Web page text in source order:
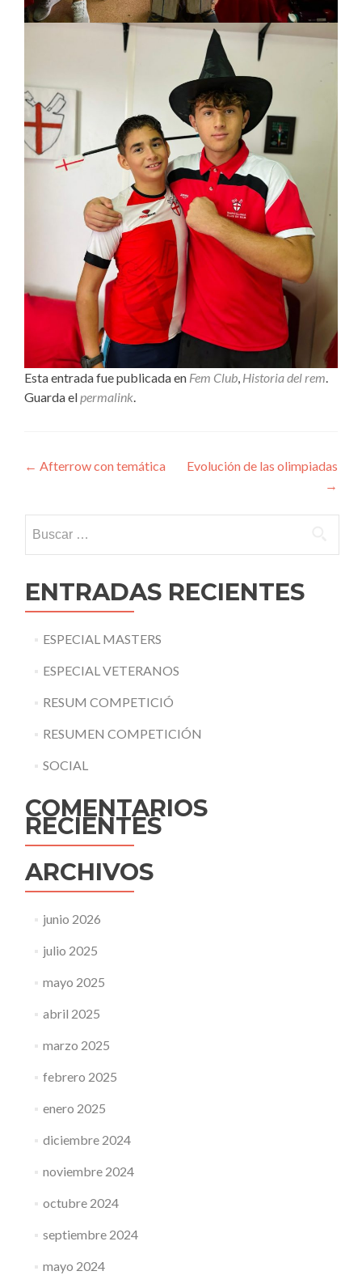
Esta entrada fue publicada en Fem Club, Historia del rem.
Guarda elpermalink.
Navegación
entradas
← Afterrow con temática
Evolución de las olimpiadas
→
ENTRADAS RECIENTES
ESPECIAL MASTERS
ESPECIAL VETERANOS
RESUM COMPETICIÓ
RESUMEN COMPETICIÓN
SOCIAL
COMENTARIOS
RECIENTES
ARCHIVOS
junio 2026
julio 2025
mayo 2025
abril 2025
marzo 2025
febrero 2025
enero 2025
diciembre 2024
noviembre 2024
octubre 2024
septiembre 2024
mayo 2024